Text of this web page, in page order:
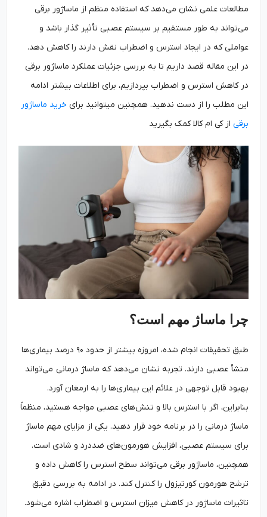
مطالعات علمی نشان می‌دهد که استفاده منظم از ماساژور برقی
می‌تواند به طور مستقیم بر سیستم عصبی تأثیر گذار باشد و
عواملی که در ایجاد استرس و اضطراب نقش دارند را کاهش دهد.
در این مقاله قصد داریم تا به بررسی جزئیات عملکرد ماساژور برقی
در کاهش استرس و اضطراب بپردازیم، برای اطلاعات بیشتر ادامه
این مطلب را از دست ندهید. همچنین میتوانید برای خرید ماساژور
از کی ام کالا کمک بگیرید
چرا ماساژ مهم است؟
طبق تحقیقات انجام شده، امروزه بیشتر از حدود ۹۰ درصد بیماری‌ها
منشأ عصبی دارند. تجربه نشان می‌دهد که ماساژ درمانی می‌تواند
بهبود قابل‌ توجهی در علائم این بیماری‌ها را به ارمغان آورد.
بنابراین، اگر با استرس بالا و تنش‌های عصبی مواجه هستید، منظماً
ماساژ درمانی را در برنامه خود قرار دهید. یکی از مزایای مهم ماساژ
برای سیستم عصبی، افزایش هورمون‌های ضددرد و شادی است.
همچنین، ماساژور برقی می‌تواند سطح استرس را کاهش داده و
ترشح هورمون کورتیزول را کنترل کند. در ادامه به بررسی دقیق
تاثیرات ماساژور در کاهش میزان استرس و اضطراب اشاره می‌شود.